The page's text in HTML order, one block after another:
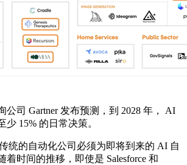
司 Gartner 发布预测，到 2028 年， AI
15% 的日常决策。
的自动化公司必须为即将到来的 AI 自
着时间的推移，即使是 Salesforce 和